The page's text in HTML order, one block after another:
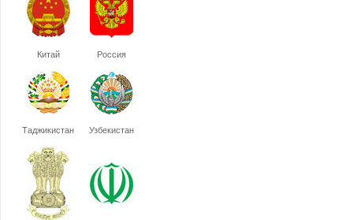
Китай Россия
Таджикистан Узбекистан